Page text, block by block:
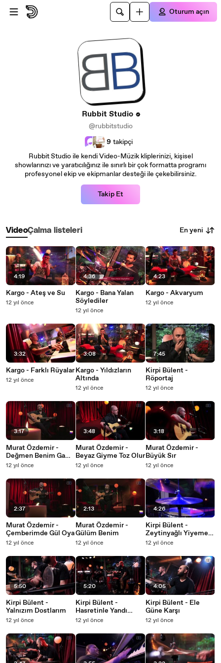
Ana içeriğe atla
Oturum açın
Rubbit Studio
@rubbitstudio
9 takipçi
Rubbit Studio ile kendi Video-Müzik kliplerinizi, kişisel
showlarınızı ve yaratıcılığınız ile sınırlı bir çok formatta programı
profesyonel ekip ve ekipmanlar desteği ile çekebilirsiniz.
Takip Et
VideoÇalma listeleri En yeni
4:19
Kargo - Ateş ve Su
12 yıl önce
3:32
Kargo - Farklı Rüyalar
12 yıl önce
3:17
Murat Özdemir -
Değmen Benim Gamlı
Yaslı Gönlüme
12 yıl önce
2:37
Murat Özdemir -
Çemberimde Gül Oya
12 yıl önce
5:50
Kirpi Bülent -
Yalnızım Dostlarım
12 yıl önce
4:36
Kargo - Bana Yalan
Söylediler
12 yıl önce
3:08
Kargo - Yıldızların
Altında
12 yıl önce
3:48
Murat Özdemir -
Beyaz Giyme Toz Olur
12 yıl önce
2:13
Murat Özdemir -
Gülüm Benim
12 yıl önce
5:20
Kirpi Bülent -
Hasretinle Yandı
Gönlüm
12 yıl önce
4:23
Kargo - Akvaryum
12 yıl önce
7:45
Kirpi Bülent -
Röportaj
12 yıl önce
3:18
Murat Özdemir -
Büyük Sır
12 yıl önce
4:26
Kirpi Bülent -
Zeytinyağlı Yiyemem
Aman
12 yıl önce
4:05
Kirpi Bülent - Ele
Güne Karşı
12 yıl önce